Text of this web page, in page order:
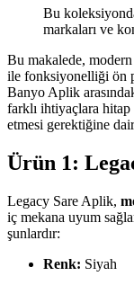
Bu
markaları ve
Bu makalede,
ile fonksiyonelliği ön
Banyo Aplik
farklı ihtiyaçlara hitap
etmesi gerektiğine
Ürün 1:
Legacy Sare Aplik,
iç mekana uyum
şunlardır:
Renk: Siyah